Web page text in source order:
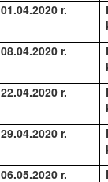
01.04.2020 r.
08.04.2020 r.
22.04.2020 r.
29.04.2020 r.
06.05.2020 r.